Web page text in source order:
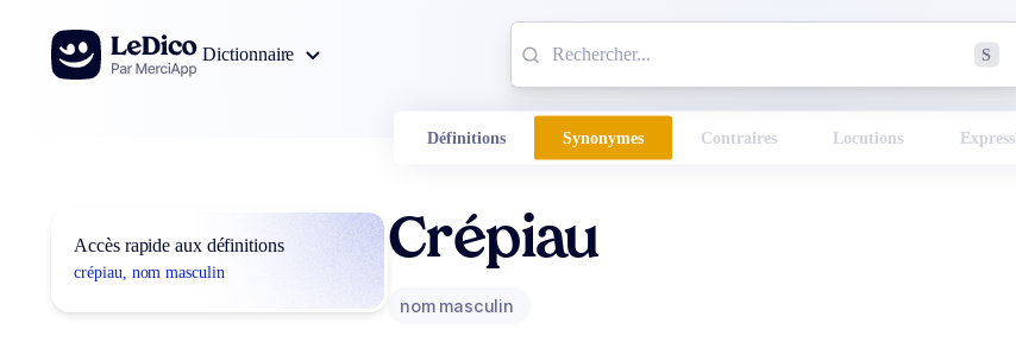
Aller au contenu
Dictionnaire
S
Définitions Synonymes Contraires Locutions
Accès rapide aux définitions
crépiau, nom masculin
Crépiau
nom masculin